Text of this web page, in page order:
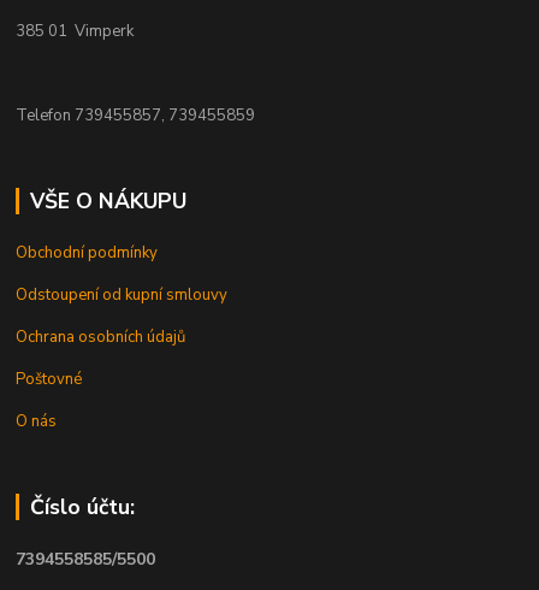
385 01 Vimperk
Telefon 739455857, 739455859
VŠE O NÁKUPU
Obchodní podmínky
Odstoupení od kupní smlouvy
Ochrana osobních údajů
Poštovné
O nás
Číslo účtu:
7394558585/5500